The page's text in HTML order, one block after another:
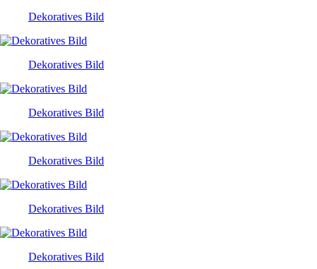
Dekoratives Bild
Dekoratives Bild
Dekoratives Bild
Dekoratives Bild
Dekoratives Bild
Dekoratives Bild